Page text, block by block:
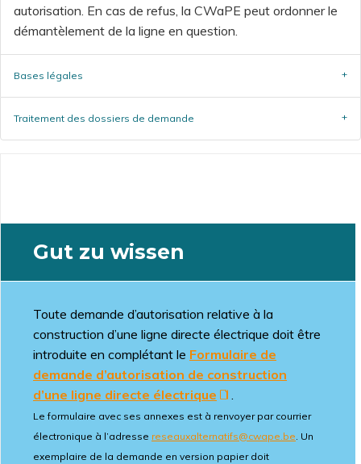
autorisation. En cas de refus, la CWaPE peut ordonner le
démantèlement de la ligne en question.
Bases légales
Traitement des dossiers de demande
Gut zu wissen
Toute demande d’autorisation relative à la
construction d’une ligne directe électrique doit être
introduite en complétant le Formulaire de
demande d’autorisation de construction
d’une ligne directe électrique
.
Le formulaire avec ses annexes est à renvoyer par courrier
électronique à l’adresse reseauxalternatifs@cwape.be. Un
exemplaire de la demande en version papier doit